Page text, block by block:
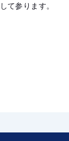
て参ります。